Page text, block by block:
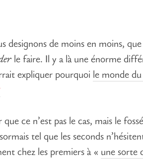
designons de moins en moins,
le faire. Il y a là une énorme
expliquer pourquoi le monde du
ce n’est pas le cas, mais le
tel que les seconds
chez les premiers à « une sorte